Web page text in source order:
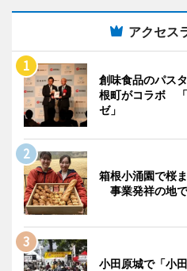
アクセス
創味食品のパス
根町がコラボ 「
ゼ」
箱根小涌園で桜
事業発祥の地
小田原城で「小